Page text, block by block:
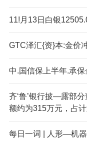
11!月13日白银
GTC泽汇{资}本:金价
中.国信保上半年.承
齐‘鲁’银行披—露部
额约为315万元，占
每日一词 | 人形—机